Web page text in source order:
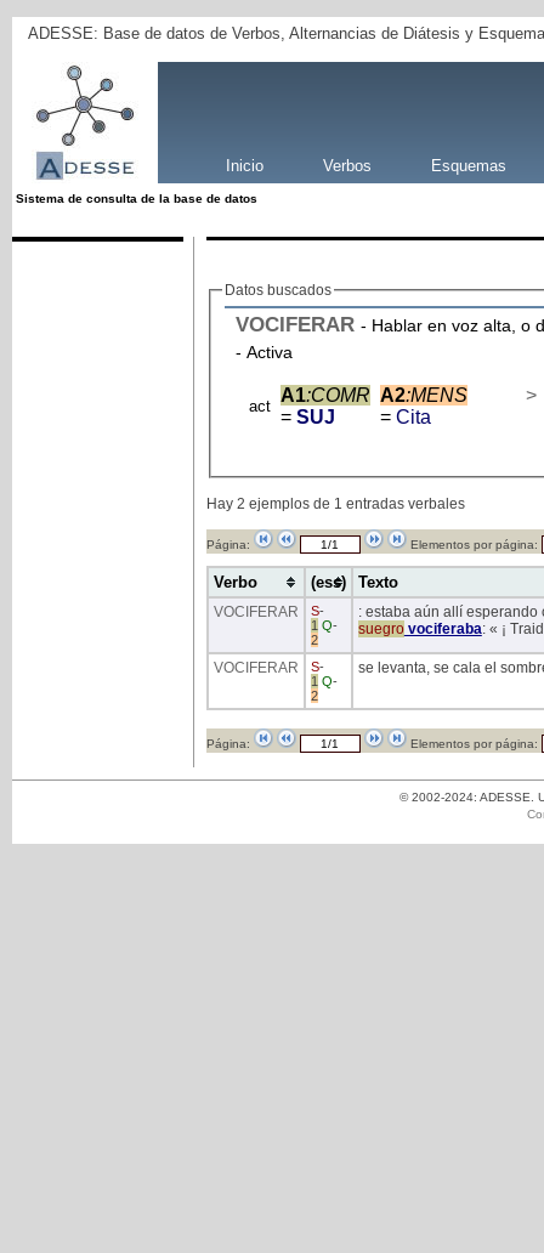
ADESSE: Base de datos de Verbos, Alternancias de Diátesis y
Inicio Verbos Esquemas
Sistema de consulta de la base de datos
Datos buscados
VOCIFERAR - Hablar en voz alta, o
- Activa
act
A1:COMR
= SUJ
A2:MENS
= Cita
>
Hay 2 ejemplos de 1 entradas verbales
Página: Elementos por página:
Verbo (ess) Texto
VOCIFERAR S-
1 Q-
2
: estaba aún allí
suegrovociferaba: « ¡
VOCIFERAR S-
1 Q-
2
se levanta, se cala el
Página: Elementos por página:
© 2002-2024: ADESSE.